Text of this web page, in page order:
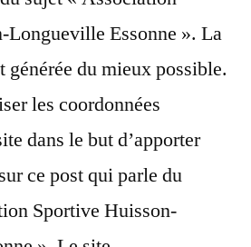
Longueville Essonne ». La
générée du mieux possible.
les coordonnées
dans le but d’apporter
ce post qui parle du
Sportive Huisson-